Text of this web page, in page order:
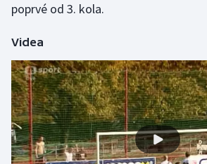
poprvé od 3. kola.
Videa